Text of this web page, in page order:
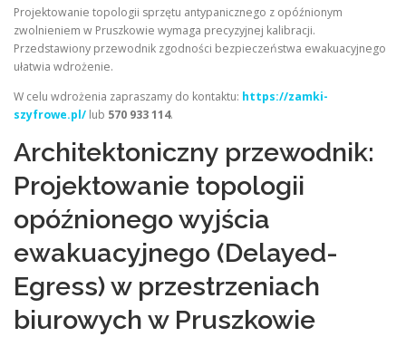
Projektowanie topologii sprzętu antypanicznego z opóźnionym
zwolnieniem w Pruszkowie wymaga precyzyjnej kalibracji.
Przedstawiony przewodnik zgodności bezpieczeństwa ewakuacyjnego
ułatwia wdrożenie.
W celu wdrożenia zapraszamy do kontaktu: https://zamki-
szyfrowe.pl/ lub 570 933 114.
Architektoniczny przewodnik:
Projektowanie topologii
opóźnionego wyjścia
ewakuacyjnego (Delayed-
Egress) w przestrzeniach
biurowych w Pruszkowie